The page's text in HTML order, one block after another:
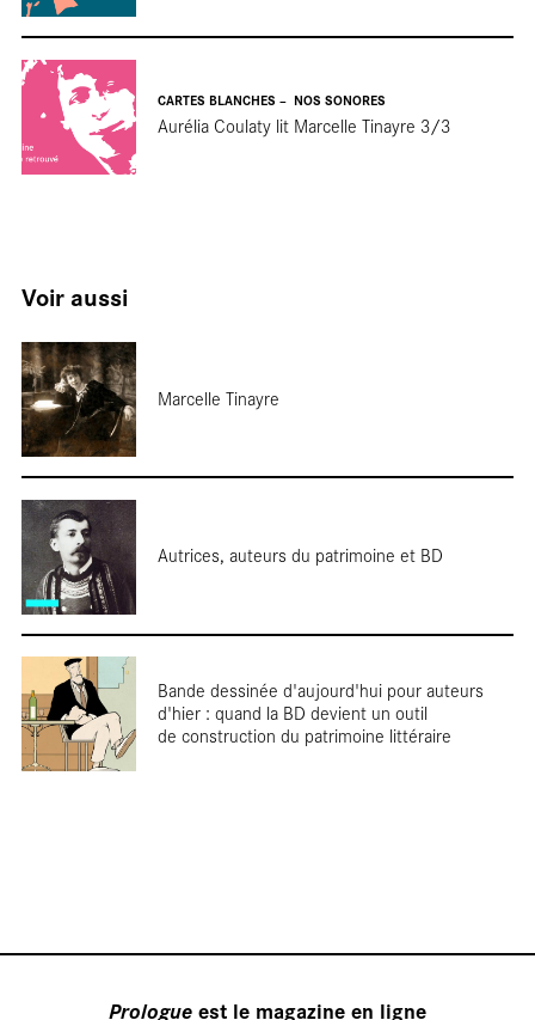
CARTES BLANCHES NOS SONORES
Aurélia Coulaty lit Marcelle Tinayre 3/3
Voir aussi
Marcelle Tinayre
Autrices, auteurs du patrimoine et BD
Bande dessinée d'aujourd'hui pour auteurs
d'hier : quand la BD devient un outil
de construction du patrimoine littéraire
Prologue est le magazine en ligne